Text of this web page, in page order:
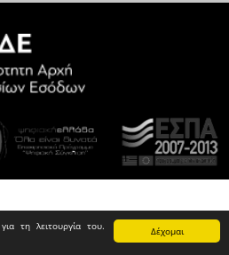
Δέχομαι
τη λειτουργία του.